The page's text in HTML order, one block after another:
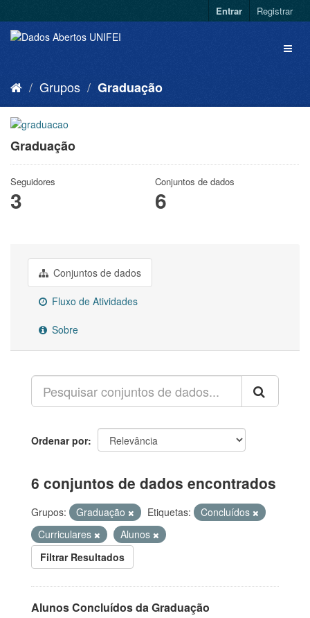
Entrar Registrar
Grupos Graduação
Graduação
Seguidores
3
Conjuntos de dados
6
Conjuntos de dados
Fluxo de Atividades
Sobre
Ordenar por
6 conjuntos de dados encontrados
Grupos: Graduação Etiquetas:
Concluídos
Curriculares
Alunos
Filtrar Resultados
Alunos Concluídos da Graduação